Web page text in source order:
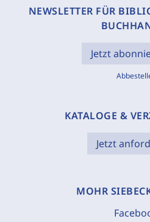
NEWSLETTER FÜR
Jetzt
KATALOGE &
Jetzt
MOHR